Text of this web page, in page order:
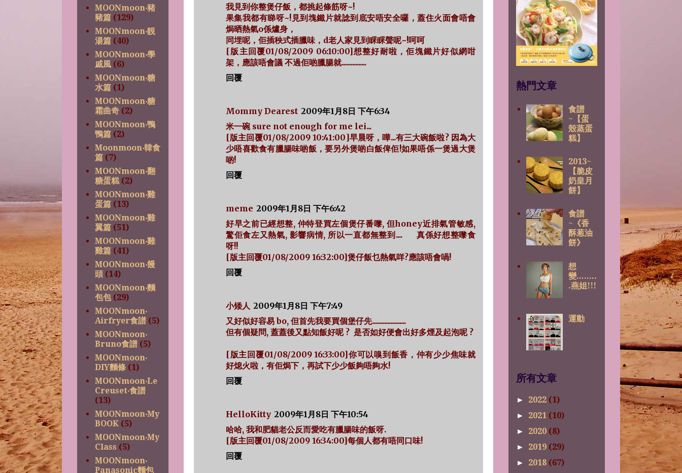
我見到你整煲仔飯，都挑起條筋呀~!
果集我都有睇呀~!見到塊鐵片就諗到底安唔安全囉，蓋住火面會唔會
焗晒熱氣o係爐身，
同埋呢，佢插秧式插臘味，d老人家見到睬睬聲呢~!呵呵
[版主回覆01/08/2009 06:10:00]想整好耐啦，佢塊鐵片好似網咁
架，應該唔會議 不過佢啲臘腸就................
回覆
Mommy Dearest 2009年1月8日 下午6:34
米一碗 sure not enough for me lei...
[版主回覆01/08/2009 10:41:00]早晨呀，嘩...有三大碗飯啦? 因為大
少唔喜歡食有臘腸味啲飯，要另外煲啲白飯俾佢!如果唔係一煲過大煲
啲!
回覆
meme 2009年1月8日 下午6:42
好早之前已經想整, 仲特登買左個煲仔番嚟, 但honey近排氣管敏感,
驚佢食左又熱氣, 影響病情, 所以一直都無整到.... 真係好想整嚟食
呀!!
[版主回覆01/08/2009 16:32:00]煲仔飯乜熱氣咩?應該唔會喎!
回覆
小矮人 2009年1月8日 下午7:49
又好似好容易 bo, 但首先我要買個堡仔先......................
但有個疑問, 蓋蓋後又點知飯好呢 ? 是否如好便會出好多煙及起泡呢 ?
[版主回覆01/08/2009 16:33:00]你可以嗅到飯香，仲有少少焦味就
好熄火啦，有佢焗下，再試下少少飯夠唔夠水!
回覆
HelloKitty 2009年1月8日 下午10:54
哈哈, 我和肥貓老公反而愛吃有臘腸味的飯呀.
[版主回覆01/08/2009 16:34:00]每個人都有唔同口味!
回覆
MOONmoon‧豬
豬篇 (129)
MOONmoon‧靚
湯篇 (40)
MOONmoon‧學
戚風 (6)
MOONmoon‧糖
水篇 (1)
MOONmoon‧糖
霜曲奇 (2)
MOONmoon‧鴨
鴨篇 (2)
Moonmoon‧韓食
篇 (7)
MOONmoon‧翻
糖蛋糕 (2)
MOONmoon‧雞
蛋篇 (13)
MOONmoon‧雞
翼篇 (51)
MOONmoon‧雞
雞篇 (41)
MOONmoon‧饅
頭 (14)
MOONmoon‧麵
包包 (29)
MOONmoon‧
Airfryer食譜 (5)
MOONmoon‧
Bruno食譜 (5)
MOONmoon‧
DIY麵條 (1)
MOONmoon‧Le
Creuset‧食譜
(13)
MOONmoon‧My
BOOK (5)
MOONmoon‧My
Class (5)
MOONmoon‧
Panasonic麵包
熱門文章
食譜
~【蛋
殼蒸蛋
糕】
2013~
【脆皮
奶皇月
餅】
食譜
~《香
酥葱油
餅》
想
變........
.燕姐!!!
運動
所有文章
► 2022 (1)
► 2021 (10)
► 2020 (8)
► 2019 (29)
► 2018 (67)